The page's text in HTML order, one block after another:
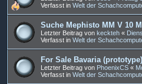
Verfasst in Welt der
Suche Mephisto MM V 10
Letzter Beitrag von keckteh «
Verfasst in Welt der
For Sale Bavaria
Letzter Beitrag von PhoenixCS «
Verfasst in Welt der